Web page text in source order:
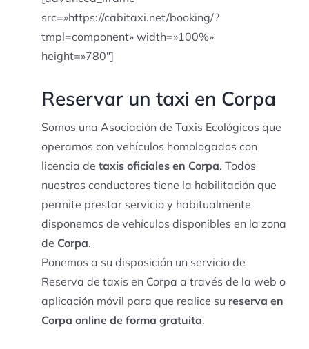
src=»https://cabitaxi.net/booking/?
tmpl=component» width=»100%»
height=»780″]
Reservar un taxi en Corpa
Somos una Asociación de Taxis Ecológicos que
operamos con vehículos homologados con
licencia de taxis oficiales en Corpa. Todos
nuestros conductores tiene la habilitación que
permite prestar servicio y habitualmente
disponemos de vehículos disponibles en la zona
de Corpa.
Ponemos a su disposición un servicio de
Reserva de taxis en Corpa a través de la web o
aplicación móvil para que realice su reserva en
Corpa online de forma gratuita.